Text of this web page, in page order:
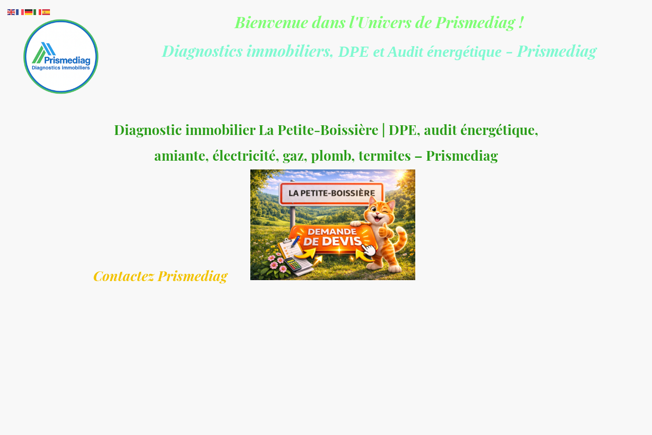
Bienvenue dans l'Univers de Prismediag !
Diagnostics immobiliers, DPE et Audit énergétique - Prismediag
Contactez Prismediag
Diagnostic immobilier La Petite-Boissière | DPE, audit énergétique,
amiante, électricité, gaz, plomb, termites – Prismediag